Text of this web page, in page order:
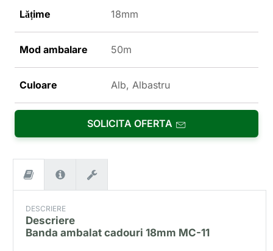
Lățime
18mm
Mod ambalare 50m
Culoare Alb, Albastru
SOLICITA OFERTA
DESCRIERE
Descriere
Banda ambalat cadouri 18mm MC-11